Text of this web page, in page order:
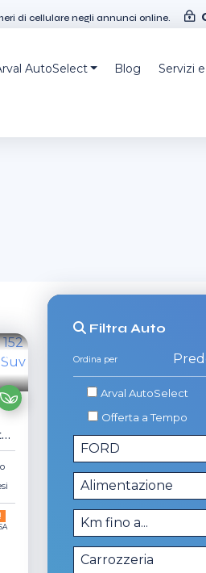
di cellulare negli annunci online.
AutoSelect Blog Servizi
2.5 Benzina Phev 152 Cv 2wd Titanium Business Aut Suv
Filtra Auto
Ordina per
Arval AutoSelect
Offerta a Tempo